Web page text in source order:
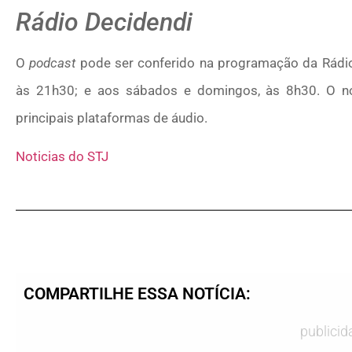
Rádio Decidendi
Opodcastpode ser conferido na programação da
às 21h30; e aos sábados e domingos, às 8h30. O
principais plataformas de áudio.
Noticias do STJ
COMPARTILHE ESSA NOTÍCIA: